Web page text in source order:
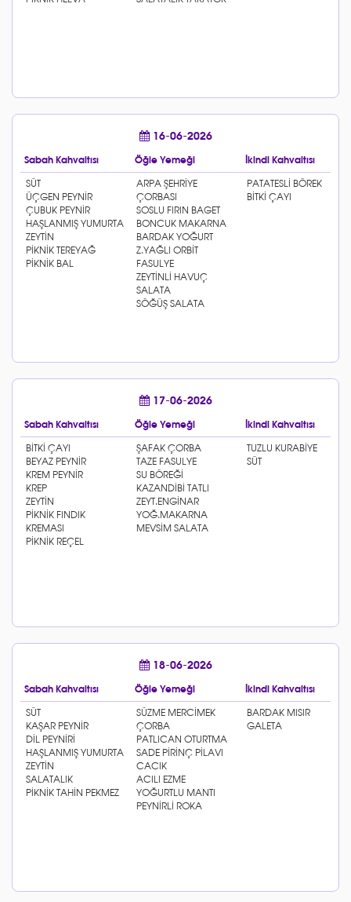
16-06-2026
Sabah Kahvaltısı Öğle Yemeği İkindi Kahvaltısı
17-06-2026
Sabah Kahvaltısı Öğle Yemeği İkindi Kahvaltısı
18-06-2026
Sabah Kahvaltısı Öğle Yemeği İkindi Kahvaltısı